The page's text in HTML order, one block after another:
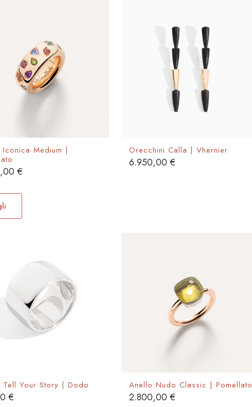
Iconica Medium |
€
Questo
ha
opzioni
essere
scelte
nella
pagina
del
Orecchini Calla | Vhernier
6.950,00 €
Tell Your Story | Dodo
€
Anello Nudo Classic | Pomellato
2.800,00 €